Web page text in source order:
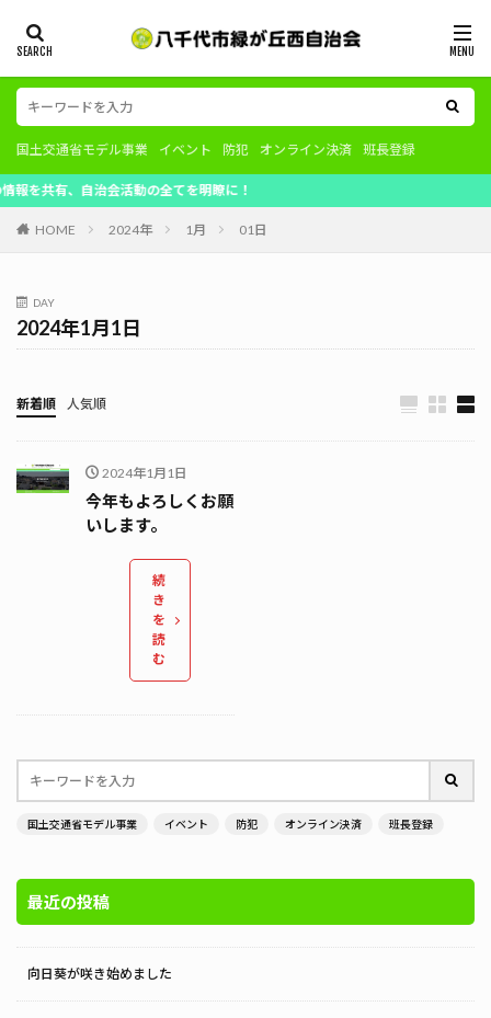
国土交通省モデル事業 イベント 防犯 オンライン決済 班長登録
有、自治会活動の全てを明瞭に！
HOME 2024年 1月 01日
DAY
2024年1月1日
新着順 人気順
2024年1月1日
今年もよろしくお願
いします。
続
き
を
読
む
国土交通省モデル事業 イベント 防犯 オンライン決済 班長登録
最近の投稿
向日葵が咲き始めました